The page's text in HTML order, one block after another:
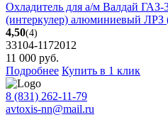
Охладитель для а/м Валдай ГАЗ-
(интеркулер) алюминиевый ЛРЗ
4,50(4)
33104-1172012
11 000 руб.
Подробнее Купить в 1 клик
8 (831) 262-11-79
avtoxis-nn@mail.ru